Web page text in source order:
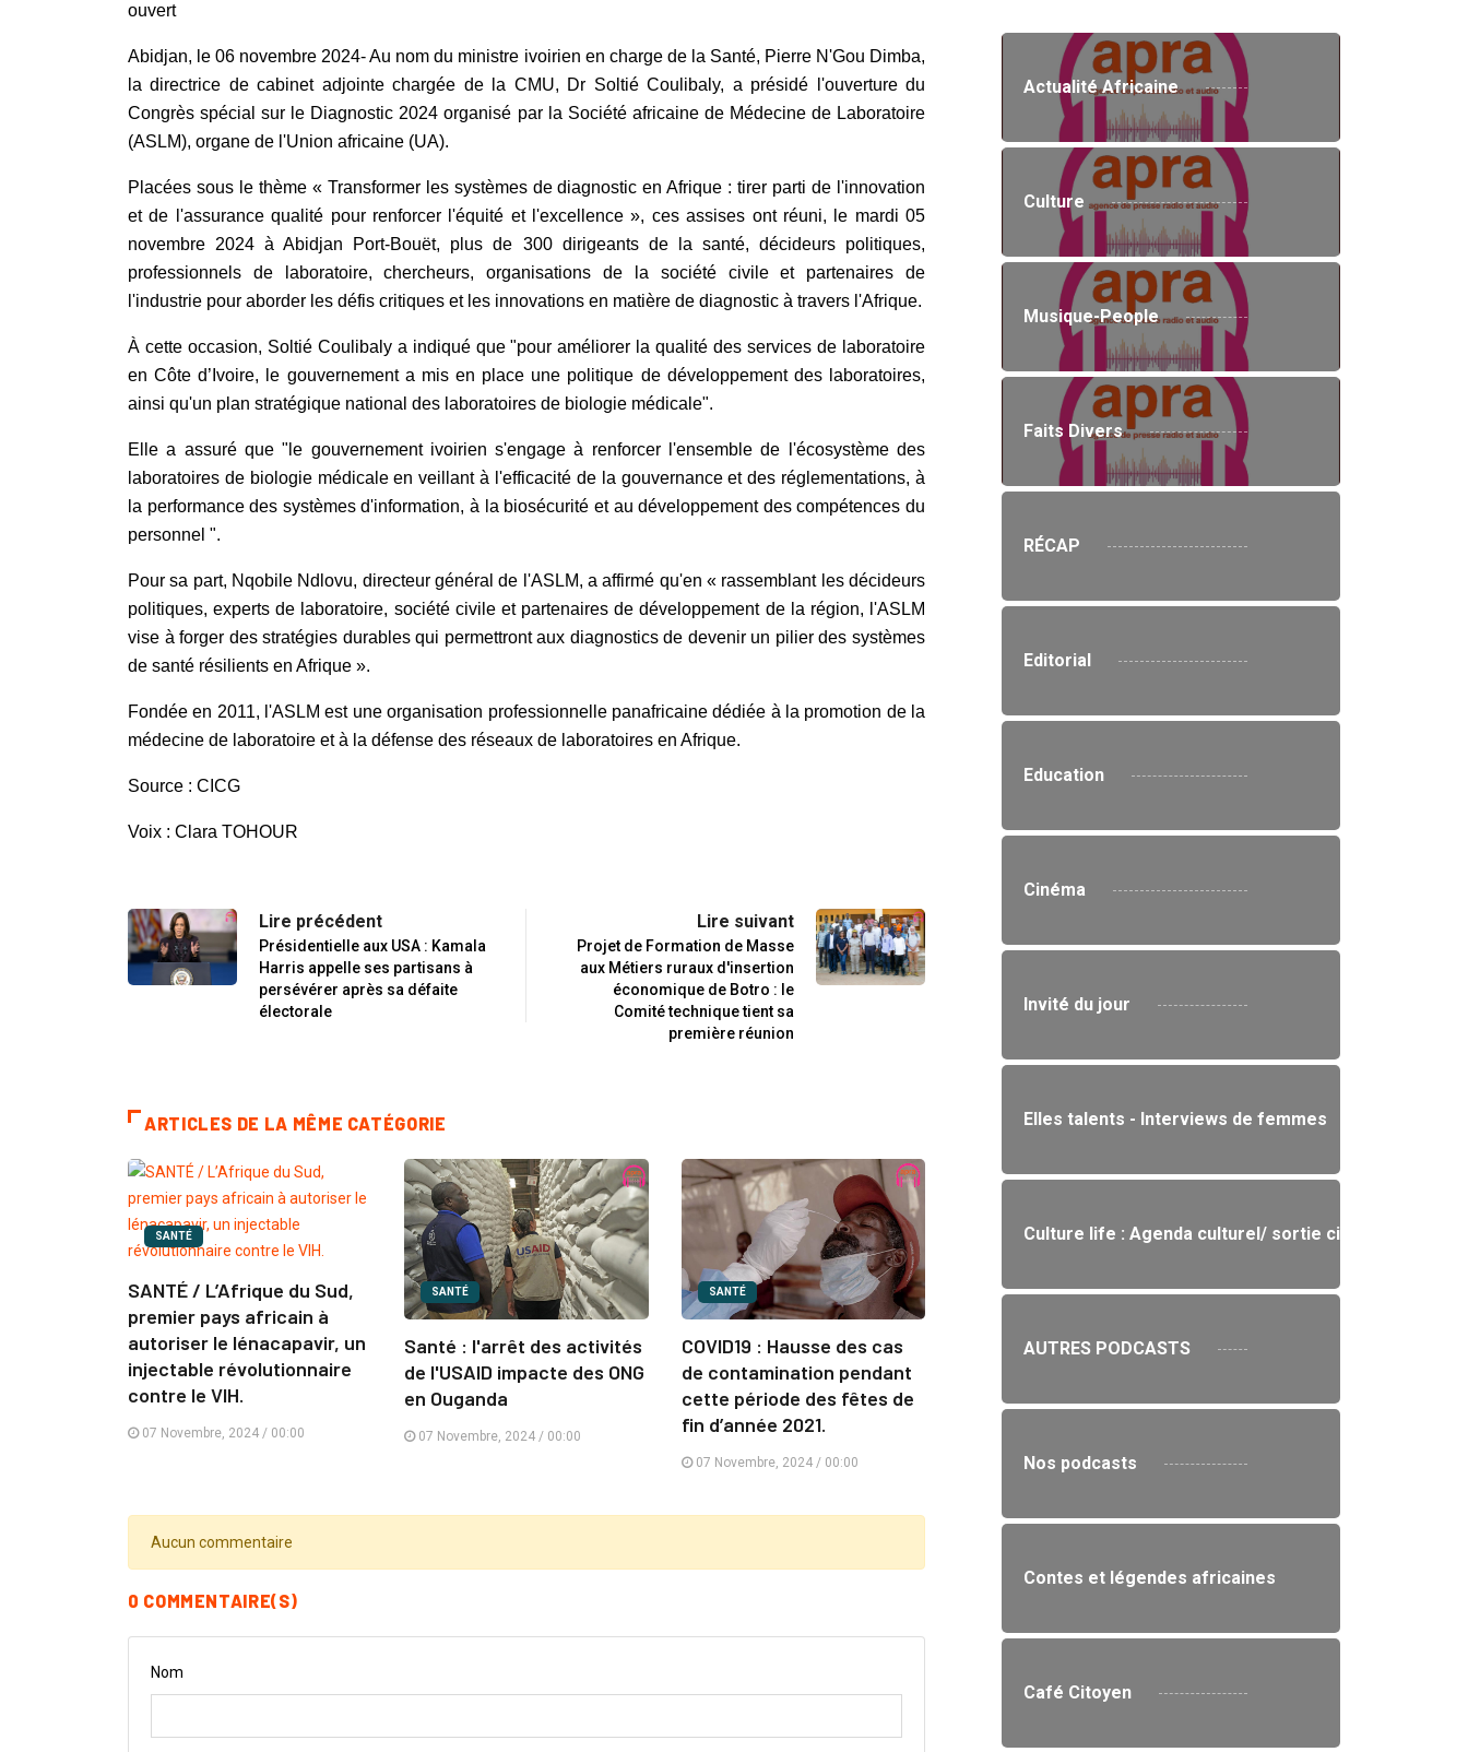
ouvert
Abidjan, le 06 novembre 2024- Au nom du ministre ivoirien en charge de la Santé, Pierre N'Gou Dimba,
la directrice de cabinet adjointe chargée de la CMU, Dr Soltié Coulibaly, a présidé l'ouverture du
Congrès spécial sur le Diagnostic 2024 organisé par la Société africaine de Médecine de Laboratoire
(ASLM), organe de l'Union africaine (UA).
Placées sous le thème « Transformer les systèmes de diagnostic en Afrique : tirer parti de l'innovation
et de l'assurance qualité pour renforcer l'équité et l'excellence », ces assises ont réuni, le mardi 05
novembre 2024 à Abidjan Port-Bouët, plus de 300 dirigeants de la santé, décideurs politiques,
professionnels de laboratoire, chercheurs, organisations de la société civile et partenaires de
l'industrie pour aborder les défis critiques et les innovations en matière de diagnostic à travers l'Afrique.
À cette occasion, Soltié Coulibaly a indiqué que "pour améliorer la qualité des services de laboratoire
en Côte d’Ivoire, le gouvernement a mis en place une politique de développement des laboratoires,
ainsi qu'un plan stratégique national des laboratoires de biologie médicale".
Elle a assuré que "le gouvernement ivoirien s'engage à renforcer l'ensemble de l'écosystème des
laboratoires de biologie médicale en veillant à l'efficacité de la gouvernance et des réglementations, à
la performance des systèmes d'information, à la biosécurité et au développement des compétences du
personnel ".
Pour sa part, Nqobile Ndlovu, directeur général de l'ASLM, a affirmé qu'en « rassemblant les décideurs
politiques, experts de laboratoire, société civile et partenaires de développement de la région, l'ASLM
vise à forger des stratégies durables qui permettront aux diagnostics de devenir un pilier des systèmes
de santé résilients en Afrique ».
Fondée en 2011, l'ASLM est une organisation professionnelle panafricaine dédiée à la promotion de la
médecine de laboratoire et à la défense des réseaux de laboratoires en Afrique.
Source : CICG
Voix : Clara TOHOUR
Lire précédent
Présidentielle aux USA : Kamala
Harris appelle ses partisans à
persévérer après sa défaite
électorale
Lire suivant
Projet de Formation de Masse
aux Métiers ruraux d'insertion
économique de Botro : le
Comité technique tient sa
première réunion
ARTICLES DE LA MÊME CATÉGORIE
SANTÉ
SANTÉ / L’Afrique du Sud,
premier pays africain à
autoriser le lénacapavir, un
injectable révolutionnaire
contre le VIH.
07 Novembre, 2024 / 00:00
SANTÉ
Santé : l'arrêt des activités
de l'USAID impacte des ONG
en Ouganda
07 Novembre, 2024 / 00:00
SANTÉ
COVID19 : Hausse des cas
de contamination pendant
cette période des fêtes de
fin d’année 2021.
07 Novembre, 2024 / 00:00
Aucun commentaire
0 COMMENTAIRE(S)
Nom
Actualité Africaine
Culture
Musique-People
Faits Divers
RÉCAP
Editorial
Education
Cinéma
Invité du jour
Elles talents - Interviews de femmes
Culture life : Agenda culturel/ sortie cinéma / expo/
AUTRES PODCASTS
Nos podcasts
Contes et légendes africaines
Café Citoyen